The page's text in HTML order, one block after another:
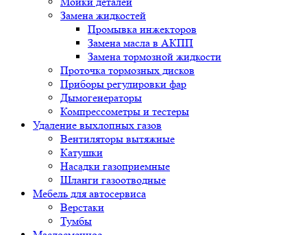
Замена жидкостей
Промывка инжекторов
Замена масла в АКПП
Замена тормозной жидкости
Проточка тормозных дисков
Приборы регулировки фар
Дымогенераторы
Компрессометры и тестеры
Удаление выхлопных газов
Вентиляторы вытяжные
Катушки
Насадки газоприемные
Шланги газоотводные
Мебель для автосервиса
Верстаки
Тумбы